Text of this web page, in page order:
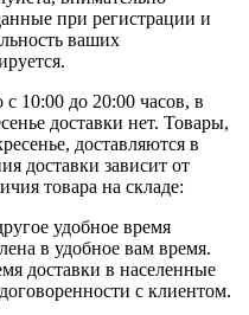
при регистрации и
ваших
10:00 до 20:00 часов, в
доставки нет. Товары,
доставляются в
доставки зависит от
товара на складе:
удобное время
в удобное вам время.
доставки в населенные
с клиентом.